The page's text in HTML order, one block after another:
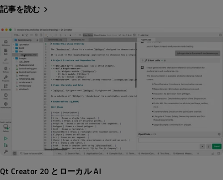
記事を読む
Qt Creator 20 とローカル AI